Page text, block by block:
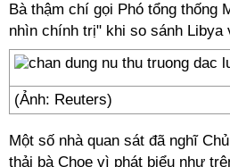
Bà thậm chí gọi Phó tổng thống
nhìn chính trị" khi so sánh Libya
(Ảnh: Reuters)
Một số nhà quan sát đã nghĩ
thải bà Choe vì phát biểu như